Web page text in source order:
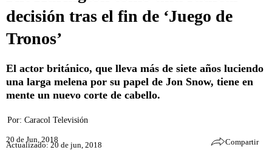
decisión tras el fin de ‘Juego de
Tronos’
El actor británico, que lleva más de siete años luciendo
una larga melena por su papel de Jon Snow, tiene en
mente un nuevo corte de cabello.
Por: Caracol Televisión
20 de Jun, 2018
Actualizado: 20 de jun, 2018 Compartir